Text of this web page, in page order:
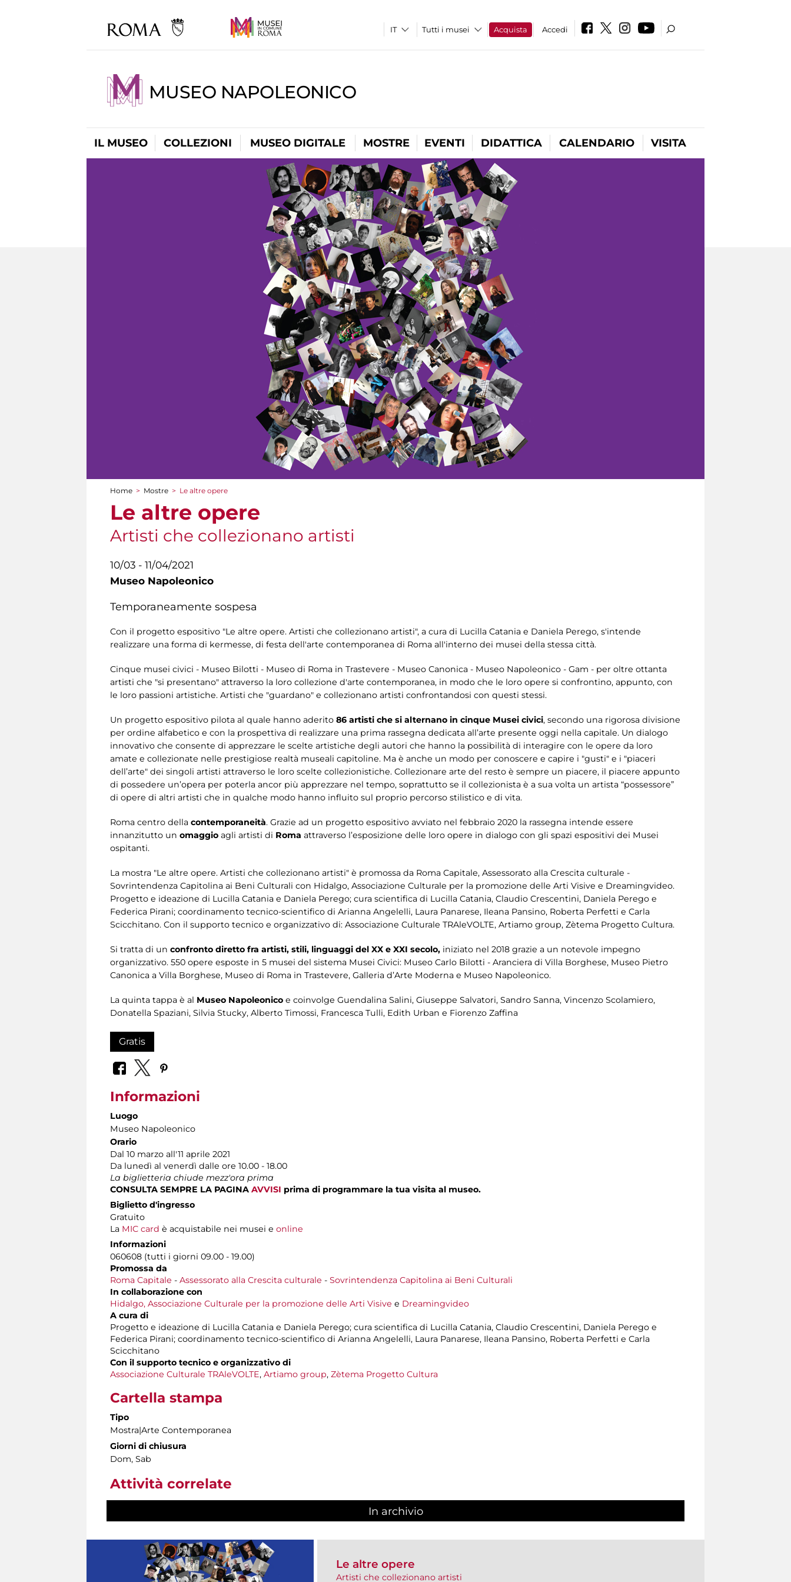
Tutti i musei Acquista Accedi
MUSEO NAPOLEONICO
IL MUSEO COLLEZIONI MUSEO DIGITALE MOSTRE EVENTI DIDATTICA CALENDARIO VISITA
Tu sei qui
Home > Mostre > Le altre opere
Le altre opere
Artisti che collezionano artisti
10/03 - 11/04/2021
Museo Napoleonico
Temporaneamente sospesa
Con il progetto espositivo "Le altre opere. Artisti che collezionano artisti", a cura di Lucilla Catania e Daniela Perego, s'intende
realizzare una forma di kermesse, di festa dell'arte contemporanea di Roma all'interno dei musei della stessa città.
Cinque musei civici - Museo Bilotti - Museo di Roma in Trastevere - Museo Canonica - Museo Napoleonico - Gam - per oltre ottanta
artisti che "si presentano" attraverso la loro collezione d'arte contemporanea, in modo che le loro opere si confrontino, appunto, con
le loro passioni artistiche. Artisti che "guardano" e collezionano artisti confrontandosi con questi stessi.
Un progetto espositivo pilota al quale hanno aderito 86 artisti che si alternano in cinque Musei civici, secondo una rigorosa divisione
per ordine alfabetico e con la prospettiva di realizzare una prima rassegna dedicata all’arte presente oggi nella capitale. Un dialogo
innovativo che consente di apprezzare le scelte artistiche degli autori che hanno la possibilità di interagire con le opere da loro
amate e collezionate nelle prestigiose realtà museali capitoline. Ma è anche un modo per conoscere e capire i "gusti" e i "piaceri
dell’arte" dei singoli artisti attraverso le loro scelte collezionistiche. Collezionare arte del resto è sempre un piacere, il piacere appunto
di possedere un’opera per poterla ancor più apprezzare nel tempo, soprattutto se il collezionista è a sua volta un artista “possessore”
di opere di altri artisti che in qualche modo hanno influito sul proprio percorso stilistico e di vita.
Roma centro della contemporaneità. Grazie ad un progetto espositivo avviato nel febbraio 2020 la rassegna intende essere
innanzitutto un omaggio agli artisti di Roma attraverso l’esposizione delle loro opere in dialogo con gli spazi espositivi dei Musei
ospitanti.
La mostra "Le altre opere. Artisti che collezionano artisti" è promossa da Roma Capitale, Assessorato alla Crescita culturale -
Sovrintendenza Capitolina ai Beni Culturali con Hidalgo, Associazione Culturale per la promozione delle Arti Visive e Dreamingvideo.
Progetto e ideazione di Lucilla Catania e Daniela Perego; cura scientifica di Lucilla Catania, Claudio Crescentini, Daniela Perego e
Federica Pirani; coordinamento tecnico-scientifico di Arianna Angelelli, Laura Panarese, Ileana Pansino, Roberta Perfetti e Carla
Scicchitano. Con il supporto tecnico e organizzativo di: Associazione Culturale TRAleVOLTE, Artiamo group, Zètema Progetto Cultura.
Si tratta di un confronto diretto fra artisti, stili, linguaggi del XX e XXI secolo, iniziato nel 2018 grazie a un notevole impegno
organizzativo. 550 opere esposte in 5 musei del sistema Musei Civici: Museo Carlo Bilotti - Aranciera di Villa Borghese, Museo Pietro
Canonica a Villa Borghese, Museo di Roma in Trastevere, Galleria d’Arte Moderna e Museo Napoleonico.
La quinta tappa è al Museo Napoleonico e coinvolge Guendalina Salini, Giuseppe Salvatori, Sandro Sanna, Vincenzo Scolamiero,
Donatella Spaziani, Silvia Stucky, Alberto Timossi, Francesca Tulli, Edith Urban e Fiorenzo Zaffina
Gratis
Informazioni
Luogo
Museo Napoleonico
Orario
Dal 10 marzo all'11 aprile 2021
Da lunedì al venerdì dalle ore 10.00 - 18.00
La biglietteria chiude mezz'ora prima
CONSULTA SEMPRE LA PAGINA AVVISI prima di programmare la tua visita al museo.
Biglietto d'ingresso
Gratuito
La MIC card è acquistabile nei musei e online
Informazioni
060608 (tutti i giorni 09.00 - 19.00)
Promossa da
Roma Capitale - Assessorato alla Crescita culturale - Sovrintendenza Capitolina ai Beni Culturali
In collaborazione con
Hidalgo, Associazione Culturale per la promozione delle Arti Visive e Dreamingvideo
A cura di
Progetto e ideazione di Lucilla Catania e Daniela Perego; cura scientifica di Lucilla Catania, Claudio Crescentini, Daniela Perego e
Federica Pirani; coordinamento tecnico-scientifico di Arianna Angelelli, Laura Panarese, Ileana Pansino, Roberta Perfetti e Carla
Scicchitano
Con il supporto tecnico e organizzativo di
Associazione Culturale TRAleVOLTE, Artiamo group, Zètema Progetto Cultura
Cartella stampa
Tipo
Mostra|Arte Contemporanea
Giorni di chiusura
Dom, Sab
Attività correlate
In archivio
Le altre opere
Artisti che collezionano artisti